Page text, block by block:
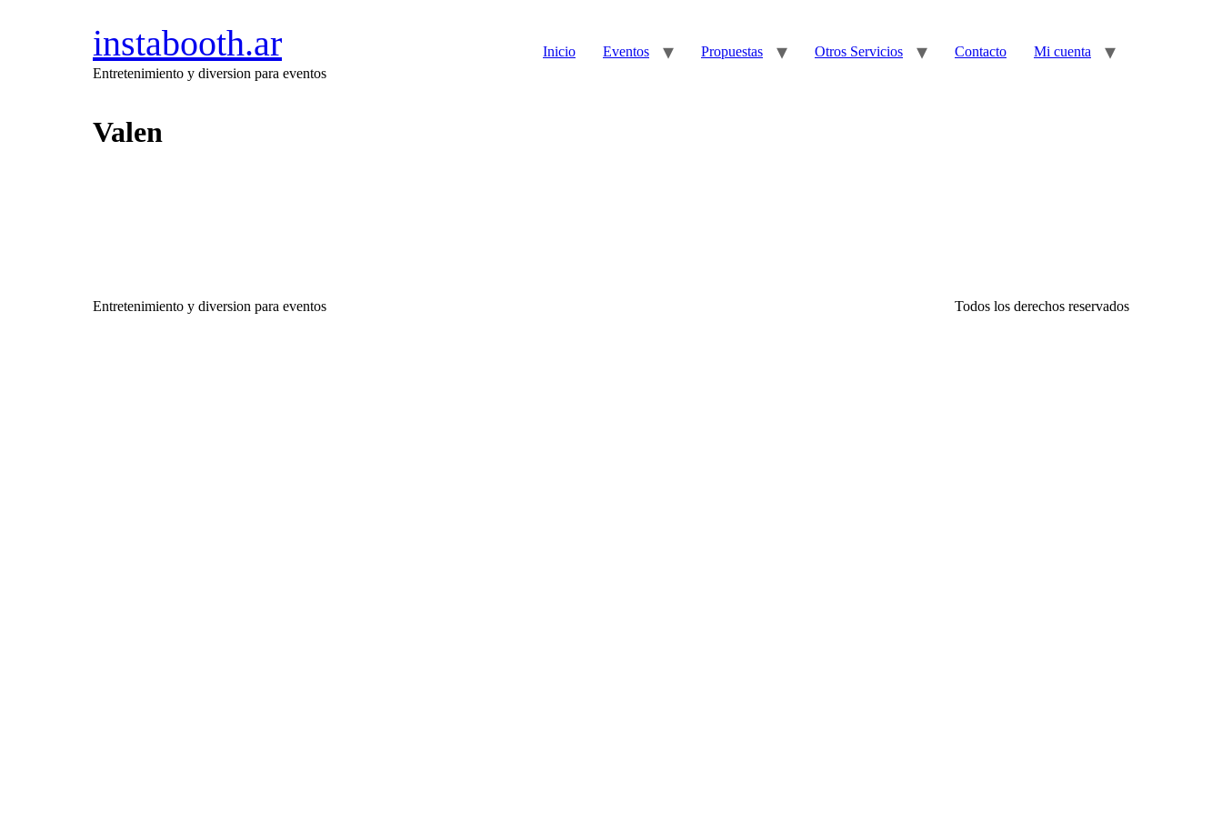
instabooth.ar
Entretenimiento y diversion para eventos
Inicio Eventos Propuestas Otros Servicios Contacto Mi cuenta
Valen
Entretenimiento y diversion para eventos Todos los derechos reservados